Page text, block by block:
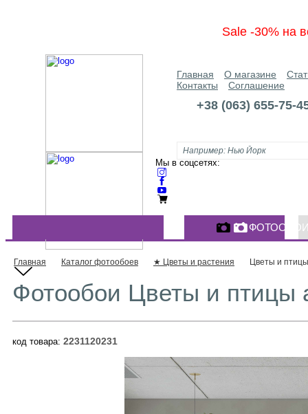
Sale -30% на
Главная О магазине
Контакты
Соглашение
+38 (063) 655-75-
Мы в соцсетях:
КАТАЛОГ ФОТООБОЕВ
Главная Каталог фотообоев ★ Цветы и растения Цветы и птицы
Фотообои Цветы и птицы
код товара: 2231120231